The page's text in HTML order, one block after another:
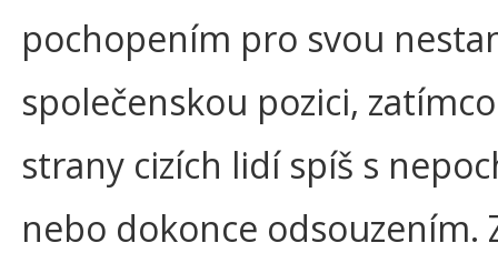
pochopením pro svou
společenskou pozici,
strany cizích lidí spíš s
nebo dokonce odsouzením.